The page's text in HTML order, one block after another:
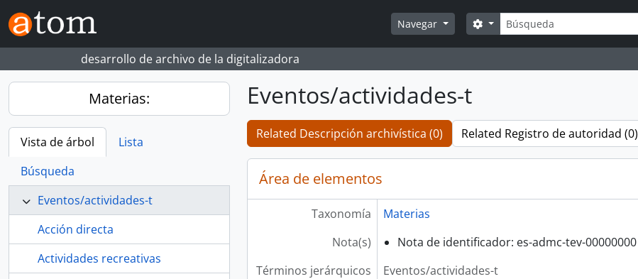
Skip to main content
Navegar
Búsqueda
Search options
desarrollo de archivo de la digitalizadora
Materias:
Vista de árbol
Lista
Búsqueda
Eventos/actividades-t
Acción directa
Actividades recreativas
Eventos/actividades-t
Related Descripción archivística (0) Related Registro de autoridad (0)
Área de elementos
Taxonomía
Materias
Nota(s)
Nota de identificador: es-admc-tev-00000000
Términos jerárquicos
Eventos/actividades-t